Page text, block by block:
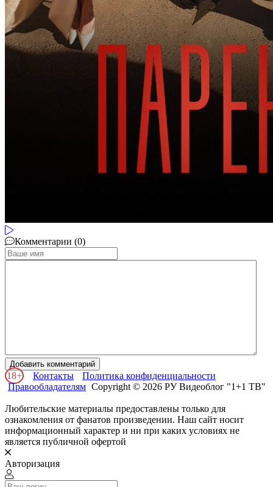
Комментарии (0)
Добавить комментарий
18+ Контакты
Политика конфиденциальности
Правообладателям Copyright © 2026 РУ Видеоблог "1+1 ТВ"
Любительские материалы предоставлены только для
ознакомления от фанатов произведении. Наш сайт носит
информационный характер и ни при каких условиях не
является публичной офертой
Авторизация